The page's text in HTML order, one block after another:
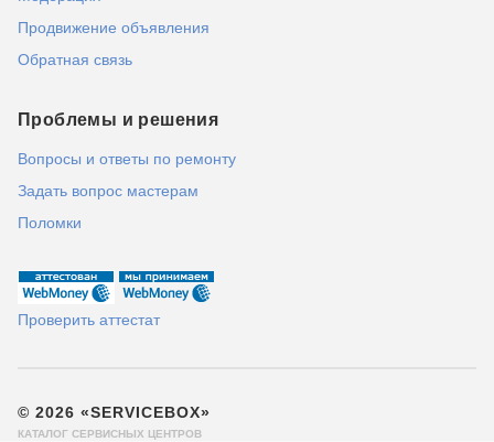
Продвижение объявления
Обратная связь
Проблемы и решения
Вопросы и ответы по ремонту
Задать вопрос мастерам
Поломки
Проверить аттестат
© 2026 «SERVICEBOX»
КАТАЛОГ СЕРВИСНЫХ ЦЕНТРОВ